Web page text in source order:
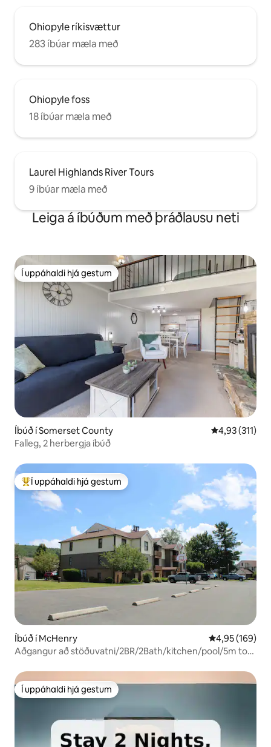
Ohiopyle ríkisvættur
283 íbúar mæla með
Ohiopyle foss
18 íbúar mæla með
Laurel Highlands River Tours
9 íbúar mæla með
Leiga á íbúðum með þráðlausu neti
Í uppáhaldi hjá gestum
Í uppáhaldi hjá gestum
Íbúð í Somerset County 4,93 af 5 í
4,93 (311)
Falleg, 2 herbergja íbúð
Í mestu uppáhaldi hjá gestum
Í uppáhaldi hjá gestum
Íbúð í McHenry 4,95 af 5 í
4,95 (169)
Aðgangur að stöðuvatni/2BR/2Bath/kitchen/pool/5m to
Í uppáhaldi hjá gestum
Í uppáhaldi hjá gestum